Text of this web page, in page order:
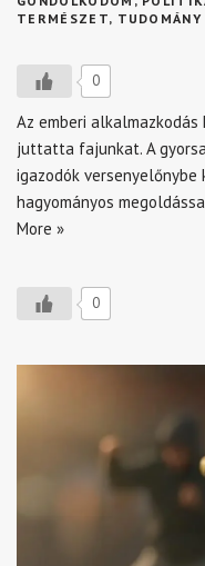
TERMÉSZET, TUDOMÁNY
0
Az emberi
juttatta fajunkat. A
igazodók versenyelőnybe
hagyományos
More »
0